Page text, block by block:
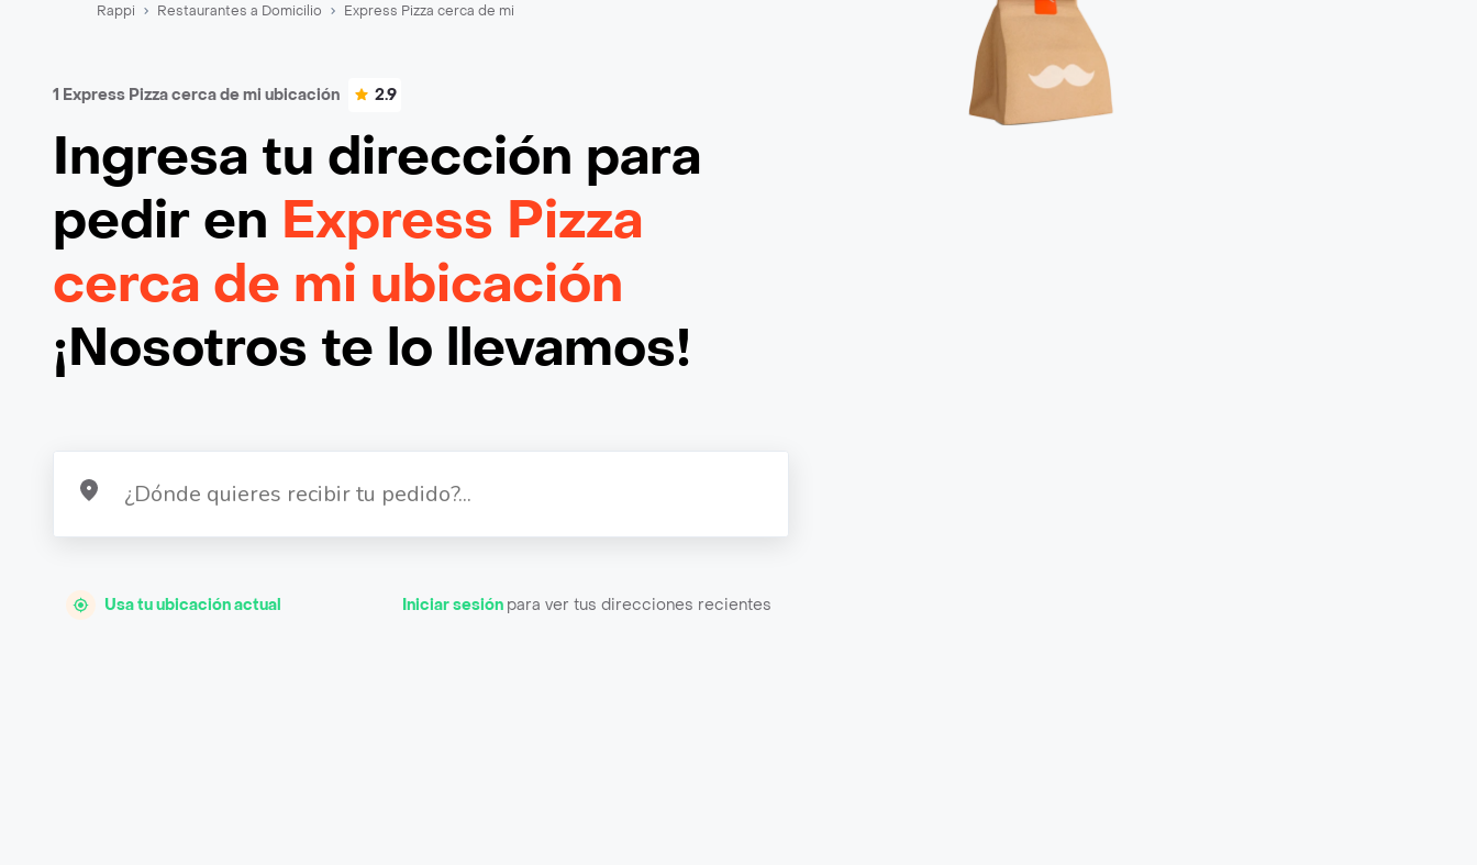
Rappi Restaurantes a Domicilio Express Pizza cerca de mi
1 Express Pizza cerca de mi ubicación 2.9
Ingresa tu dirección para
pedir en Express Pizza
cerca de mi ubicación
¡Nosotros te lo llevamos!
Usa tu ubicación actual Iniciar sesión para ver tus direcciones recientes